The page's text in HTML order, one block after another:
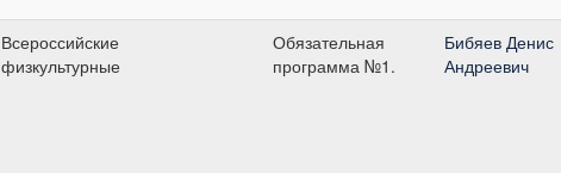
Всероссийские
физкультурные
Обязательная
программа №1.
Бибяев Денис
Андреевич